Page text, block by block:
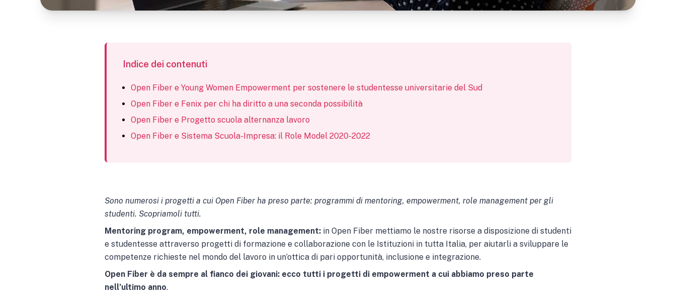
Indice dei contenuti
Open Fiber e Young Women Empowerment per sostenere le studentesse universitarie del Sud
Open Fiber e Fenix per chi ha diritto a una seconda possibilità
Open Fiber e Progetto scuola alternanza lavoro
Open Fiber e Sistema Scuola-Impresa: il Role Model 2020-2022
Sono numerosi i progetti a cui Open Fiber ha preso parte: programmi di mentoring, empowerment, role management per gli
studenti. Scopriamoli tutti.
Mentoring program, empowerment, role management: in Open Fiber mettiamo le nostre risorse a disposizione di studenti
e studentesse attraverso progetti di formazione e collaborazione con le Istituzioni in tutta Italia, per aiutarli a sviluppare le
competenze richieste nel mondo del lavoro in un’ottica di pari opportunità, inclusione e integrazione.
Open Fiber è da sempre al fianco dei giovani: ecco tutti i progetti di empowerment a cui abbiamo preso parte
nell’ultimo anno.